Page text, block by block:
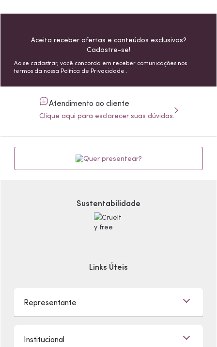
Aceita receber ofertas e conteúdos exclusivos?
Cadastre-se!
Ao se cadastrar, você concorda em receber comunicações nos
termos da nossa Política de Privacidade
Atendimento ao cliente
Clique aqui para esclarecer suas dúvidas.
Quer presentear?
Sustentabilidade
Links Úteis
Representante
Quero Ser Representante
Institucional